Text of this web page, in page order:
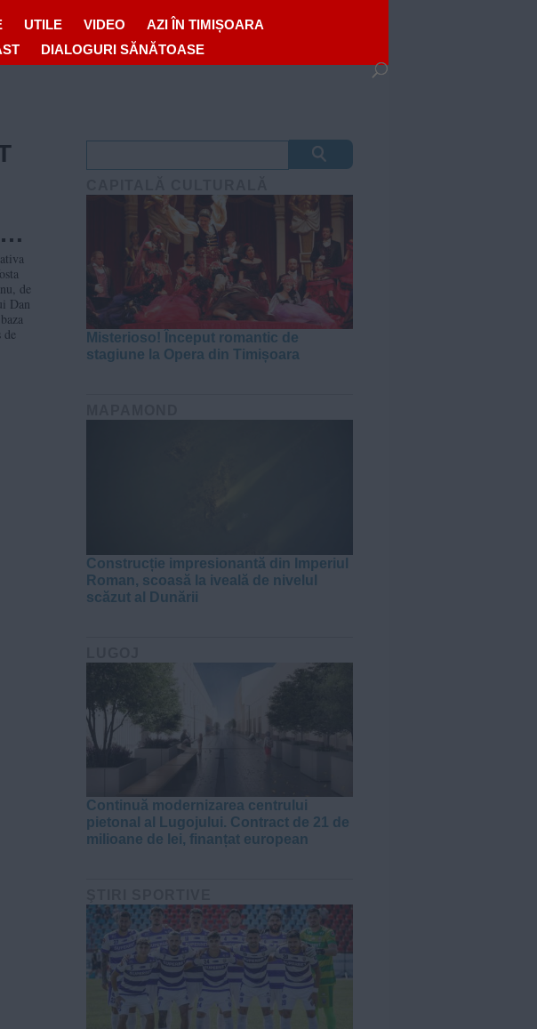
UTILE VIDEO
AZI ÎN TIMIȘOARA
DIALOGURI SĂNĂTOASE
de
Dan
Misterioso! Început romantic de
stagiune la Opera din Timișoara
Construcție impresionantă din Imperiul
Roman, scoasă la iveală de nivelul
scăzut al Dunării
Continuă modernizarea centrului
pietonal al Lugojului. Contract de 21 de
milioane de lei, finanțat european